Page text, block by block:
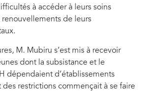
à accéder à leurs soins
renouvellements de leurs
M. Mubiru s’est mis à recevoir
dont la subsistance et le
dépendaient d’établissements
des restrictions commençait à se faire